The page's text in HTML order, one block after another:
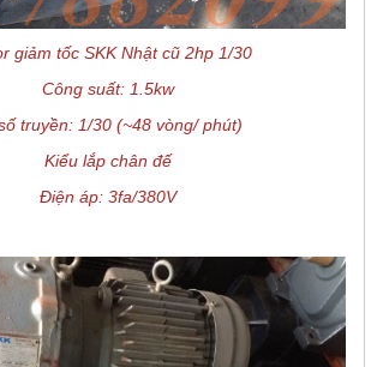
giảm tốc SKK Nhật cũ 2hp 1/30
Công suất: 1.5kw
truyền: 1/30 (~48 vòng/ phút)
Kiểu lắp chân đế
Điện áp: 3fa/380V